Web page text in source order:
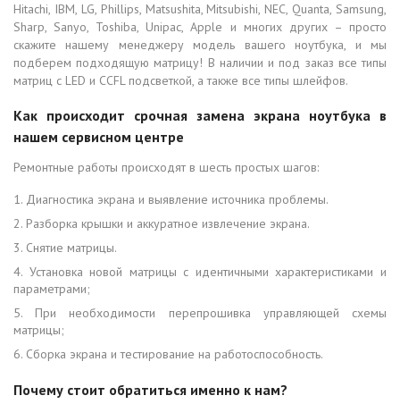
Hitachi, IBM, LG, Phillips, Matsushita, Mitsubishi, NEC, Quanta, Samsung,
Sharp, Sanyo, Toshiba, Unipac, Apple и многих других – просто
скажите нашему менеджеру модель вашего ноутбука, и мы
подберем подходящую матрицу! В наличии и под заказ все типы
матриц с LED и CCFL подсветкой, а также все типы шлейфов.
Как происходит срочная замена экрана ноутбука в
нашем сервисном центре
Ремонтные работы происходят в шесть простых шагов:
Диагностика экрана и выявление источника проблемы.
Разборка крышки и аккуратное извлечение экрана.
Снятие матрицы.
Установка новой матрицы с идентичными характеристиками и
параметрами;
При необходимости перепрошивка управляющей схемы
матрицы;
Сборка экрана и тестирование на работоспособность.
Почему стоит обратиться именно к нам?